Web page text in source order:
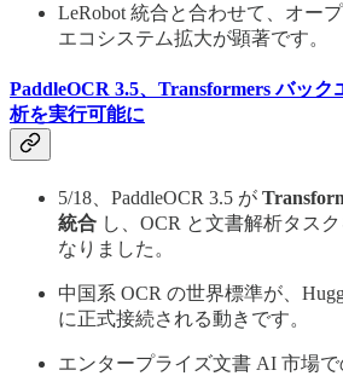
LeRobot 統合と合わせて、オー
エコシステム拡大が顕著です。
PaddleOCR 3.5、Transformers バッ
析を実行可能に
5/18、PaddleOCR 3.5 が
統合 し、OCR と文書解析タス
なりました。
中国系 OCR の世界標準が、
に正式接続される動きです。
エンタープライズ文書 AI 市場で